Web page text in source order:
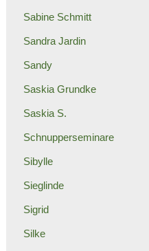
Sabine Schmitt
Sandra Jardin
Sandy
Saskia Grundke
Saskia S.
Schnupperseminare
Sibylle
Sieglinde
Sigrid
Silke